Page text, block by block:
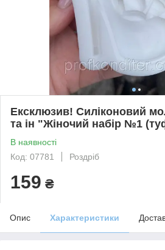
Ексклюзив! Силіконовий
та ін "Жіночий набір №1
В наявності
Код: 07781
Роздріб
159 ₴
Опис Характеристики